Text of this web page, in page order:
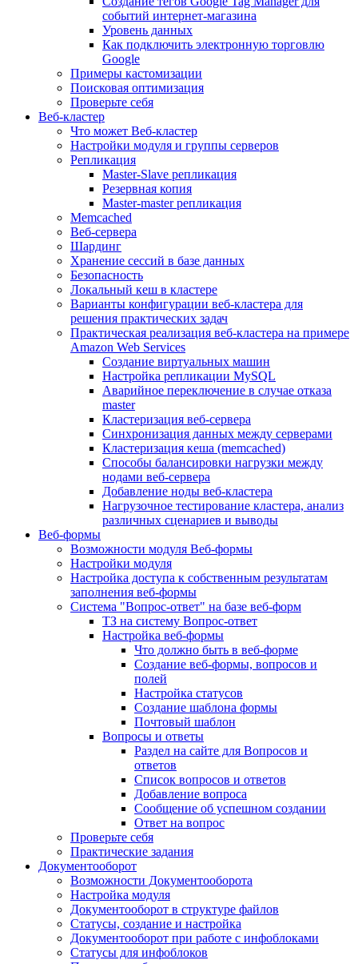
событий интернет-магазина
Уровень данных
Как подключить электронную торговлю
Google
Примеры кастомизации
Поисковая оптимизация
Проверьте себя
Веб-кластер
Что может Веб-кластер
Настройки модуля и группы серверов
Репликация
Master-Slave репликация
Резервная копия
Master-master репликация
Memcached
Веб-сервера
Шардинг
Хранение сессий в базе данных
Безопасность
Локальный кеш в кластере
Варианты конфигурации веб-кластера для
решения практических задач
Практическая реализация веб-кластера на примере
Amazon Web Services
Создание виртуальных машин
Настройка репликации MySQL
Аварийное переключение в случае отказа
master
Кластеризация веб-сервера
Синхронизация данных между серверами
Кластеризация кеша (memcached)
Способы балансировки нагрузки между
нодами веб-сервера
Добавление ноды веб-кластера
Нагрузочное тестирование кластера, анализ
различных сценариев и выводы
Веб-формы
Возможности модуля Веб-формы
Настройки модуля
Настройка доступа к собственным результатам
заполнения веб-формы
Система "Вопрос-ответ" на базе веб-форм
ТЗ на систему Вопрос-ответ
Настройка веб-формы
Что должно быть в веб-форме
Создание веб-формы, вопросов и
полей
Настройка статусов
Создание шаблона формы
Почтовый шаблон
Вопросы и ответы
Раздел на сайте для Вопросов и
ответов
Список вопросов и ответов
Добавление вопроса
Сообщение об успешном создании
Ответ на вопрос
Проверьте себя
Практические задания
Документооборот
Возможности Документооборота
Настройка модуля
Документооборот в структуре файлов
Статусы, создание и настройка
Документооборот при работе с инфоблоками
Статусы для инфоблоков